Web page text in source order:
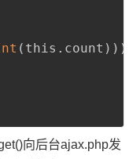
( this.count ) ) )
向后台ajax.php发